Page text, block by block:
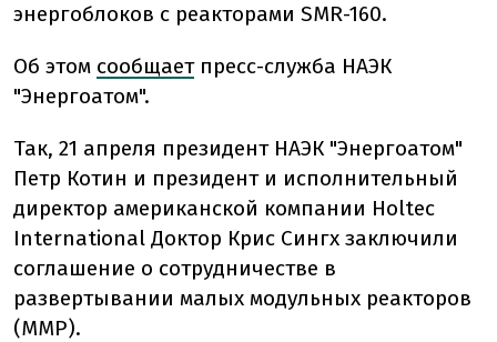
энергоблоков с реакторами SMR-160.
Об этом сообщаетпресс-служба НАЭК
"Энергоатом".
Так, 21 апреля президент НАЭК "Энергоатом"
Петр Котин и президент и исполнительный
директор американской компании Holtec
International Доктор Крис Сингх заключили
соглашение о сотрудничестве в
развертывании малых модульных реакторов
(ММР).